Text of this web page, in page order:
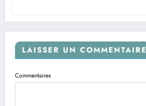
LAISSER UN COMMENTAIRE
Commentaires